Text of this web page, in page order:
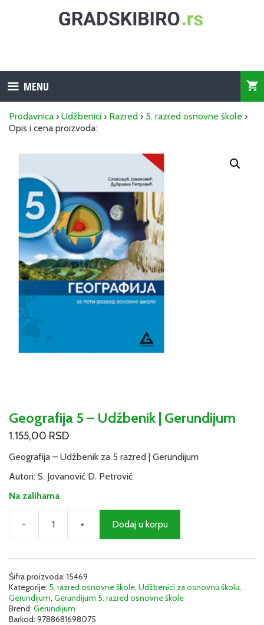
MENU
Prodavnica › Udžbenici › Razred › 5. razred osnovne škole ›
Opis i cena proizvoda:
Geografija 5 – Udžbenik | Gerundijum
1.155,00 RSD
Geografija – Udžbenik za 5 razred | Gerundijum
Autori: S. Jovanović D. Petrović
Na zalihama
-
Geografija
5
Gerundijum
količina
+ Dodaj u korpu
Šifra proizvoda: 15469
Kategorije: 5. razred osnovne škole, Udžbenici za osnovnu školu,
Gerundijum, Gerundijum 5. razred osnovne škole
Brend: Gerundijum
Barkod: 9788681698075